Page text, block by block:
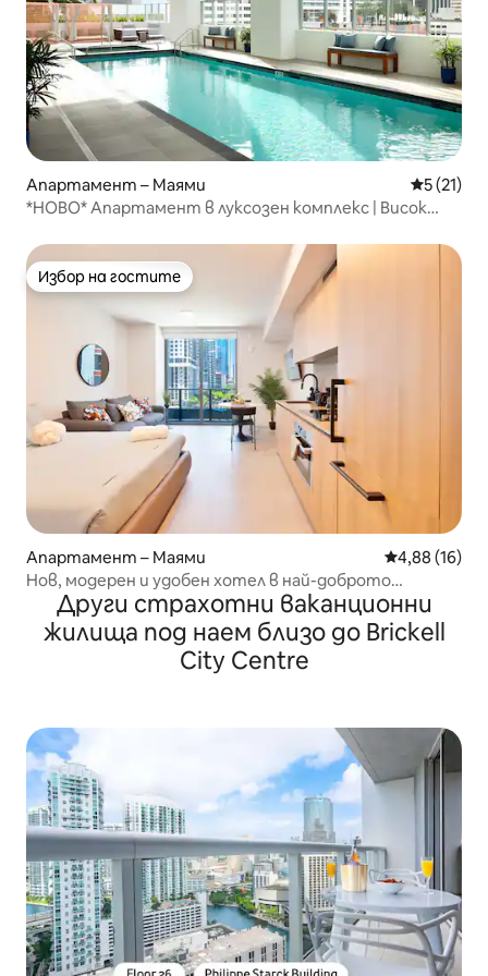
Апартамент – Маями Средна
5 (21)
*НОВО* Апартамент в луксозен комплекс | Висок
Избор на гостите
Избор на гостите
Апартамент – Маями Средна
4,88 (16)
Нов, модерен и удобен хотел в най-доброто
местоположение в Маями
Други страхотни ваканционни
жилища под наем близо до Brickell
City Centre